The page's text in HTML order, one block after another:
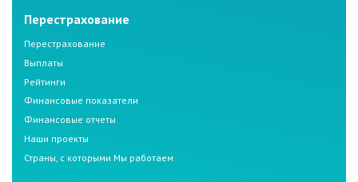
Перестрахование
Перестрахование
Выплаты
Рейтинги
Финансовые показатели
Финансовые отчеты
Наши проекты
Страны, с которыми Мы работаем